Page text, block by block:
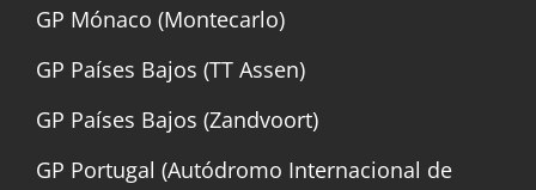
GP Mónaco (Montecarlo)
GP Países Bajos (TT Assen)
GP Países Bajos (Zandvoort)
GP Portugal (Autódromo Internacional de